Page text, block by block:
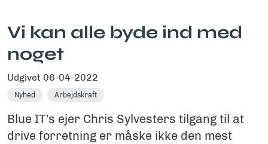
Vi kan alle byde ind med
noget
Udgivet 06-04-2022
Nyhed Arbejdskraft
Blue IT’s ejer Chris Sylvesters tilgang til at
drive forretning er måske ikke den mest